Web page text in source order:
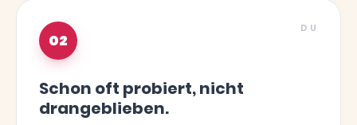
02
DU
Schon oft probiert, nicht
drangeblieben.